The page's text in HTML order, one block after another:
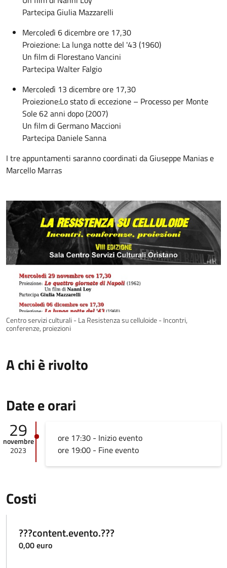
Partecipa Giulia Mazzarelli
Mercoledì 6 dicembre ore 17,30
Proiezione: La lunga notte del '43 (1960)
Un film di Florestano Vancini
Partecipa Walter Falgio
Mercoledì 13 dicembre ore 17,30
Proiezione:Lo stato di eccezione – Processo per Monte
Sole 62 anni dopo (2007)
Un film di Germano Maccioni
Partecipa Daniele Sanna
I tre appuntamenti saranno coordinati da Giuseppe Manias e
Marcello Marras
Centro servizi culturali - La Resistenza su celluloide - Incontri,
conferenze, proiezioni
A chi è rivolto
Date e orari
29
novembre
2023
ore 17:30 - Inizio evento
ore 19:00 - Fine evento
Costi
???content.evento.???
0,00 euro